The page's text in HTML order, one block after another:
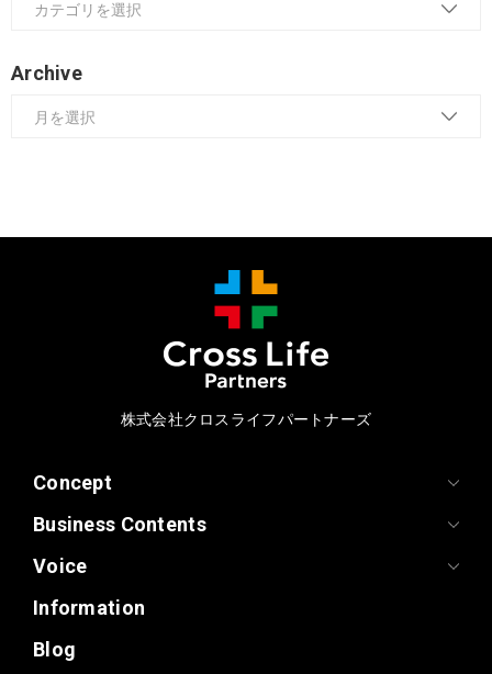
Archive
株式会社クロスライフパートナーズ
Concept
Business Contents
Voice
Information
Blog